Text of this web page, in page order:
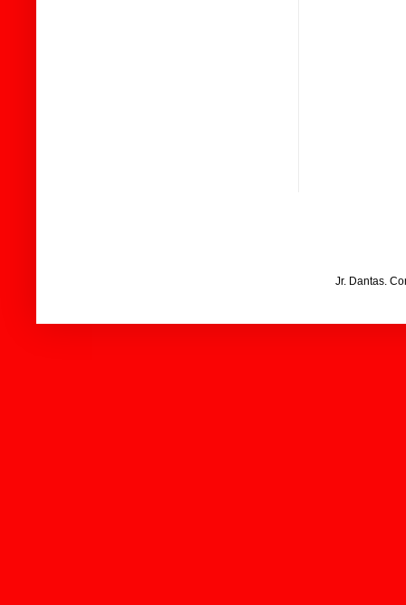
Jr. Dantas.